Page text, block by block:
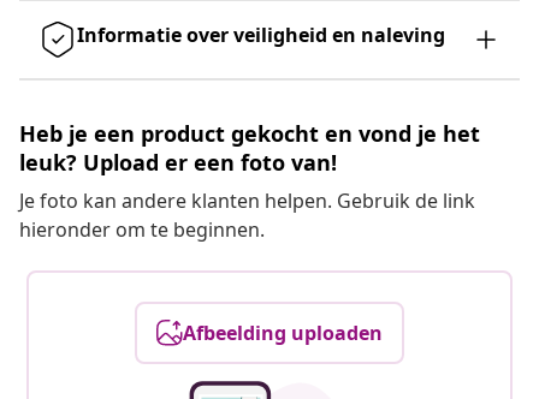
Informatie over veiligheid en naleving
Heb je een product gekocht en vond je het
leuk? Upload er een foto van!
Je foto kan andere klanten helpen. Gebruik de link
hieronder om te beginnen.
Afbeelding uploaden